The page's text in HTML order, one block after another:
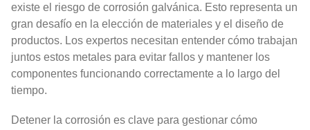
existe el riesgo de corrosión galvánica. Esto representa un
gran desafío en la elección de materiales y el diseño de
productos. Los expertos necesitan entender cómo trabajan
juntos estos metales para evitar fallos y mantener los
componentes funcionando correctamente a lo largo del
tiempo.
Detener la corrosión es clave para gestionar cómo